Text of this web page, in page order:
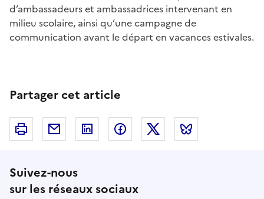
d’ambassadeurs et ambassadrices intervenant en
milieu scolaire, ainsi qu’une campagne de
communication avant le départ en vacances estivales.
Partager cet article
Imprimer Courriel Linkedin FacebookTwitter
Suivez-nous
sur les réseaux sociaux